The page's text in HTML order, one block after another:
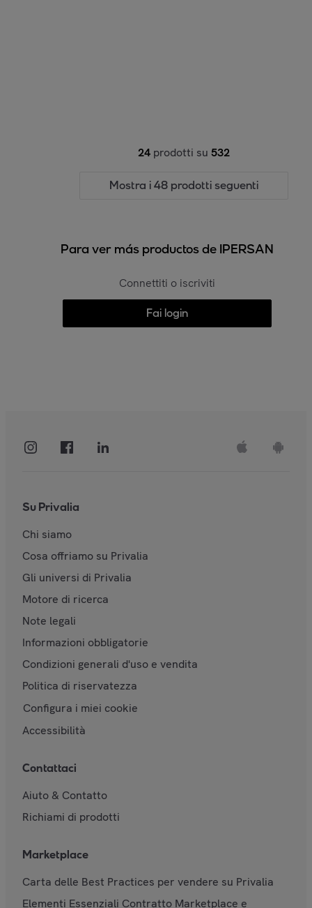
24 prodotti su 532
Mostra i 48 prodotti seguenti
Para ver más productos de IPERSAN
Connettiti o iscriviti
Fai login
Su Privalia
Chi siamo
Cosa offriamo su Privalia
Gli universi di Privalia
Motore di ricerca
Note legali
Informazioni obbligatorie
Condizioni generali d'uso e vendita
Politica di riservatezza
Configura i miei cookie
Accessibilità
Contattaci
Aiuto & Contatto
Richiami di prodotti
Marketplace
Carta delle Best Practices per vendere su Privalia
Elementi Essenziali Contratto Marketplace e